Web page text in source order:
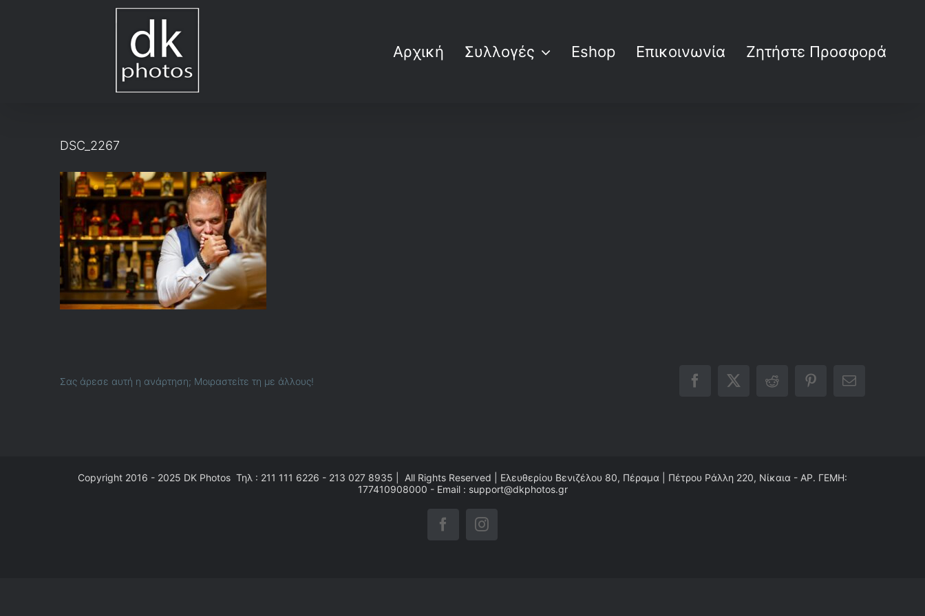
Αρχική Συλλογές Eshop Επικοινωνία Ζητήστε Προσφορά
DSC_2267
Σας άρεσε αυτή η ανάρτηση; Μοιραστείτε τη με άλλους! Facebook
X RedditPinterestEmail
Copyright 2016 - 2025 DK Photos Τηλ : 211 111 6226 - 213 027 8935 | All Rights Reserved | Ελευθερίου Βενιζέλου 80, Πέραμα | Πέτρου Ράλλη 220, Νίκαια - ΑΡ. ΓΕΜΗ:
177410908000 - Email : support@dkphotos.gr
FacebookInstagram